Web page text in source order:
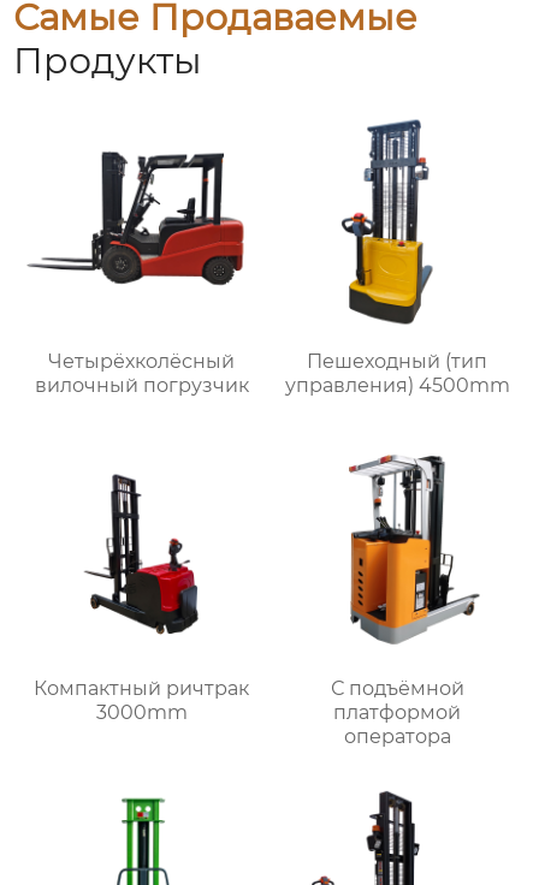
Самые Продаваемые
Продукты
Четырёхколёсный
вилочный погрузчик
Пешеходный (тип
управления) 4500mm
Компактный ричтрак
3000mm
С подъёмной
платформой
оператора